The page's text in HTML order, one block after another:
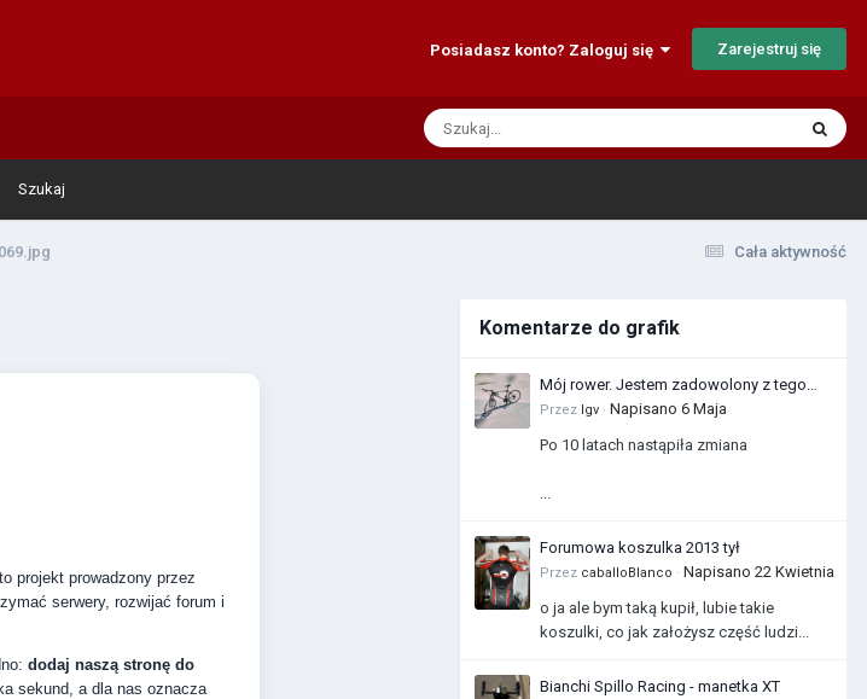
Posiadasz konto? Zaloguj się Zarejestruj się
Szukaj
Cała aktywność
projekt prowadzony przez
serwery, rozwijać forum i
dodaj naszą stronę do
sekund, a dla nas oznacza
Komentarze do grafik
Mój rower. Jestem zadowolony z tego
zakupu
Przez Igv · Napisano 6 Maja
Po 10 latach nastąpiła zmiana
Forumowa koszulka 2013 tył
Przez caballoBlanco · Napisano 22 Kwietnia
o ja ale bym taką kupił, lubie takie
koszulki, co jak założysz część ludzi...
Bianchi Spillo Racing - manetka XT